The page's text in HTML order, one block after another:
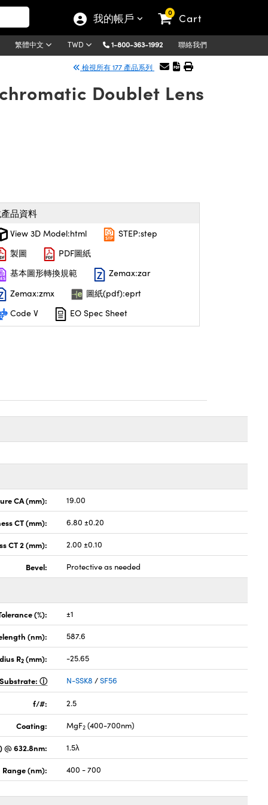
我的帳戶 0 Cart
繁體中文 TWD 1-800-363-1992 聯絡我們
檢視所有 177 產品系列
Doublet Lens
品資料
View 3D Model:html
STEP:step
製圖
PDF圖紙
基本圖形轉換規範
Zemax:zar
Zemax:zmx
圖紙(pdf):eprt
Code V
EO Spec Sheet
CA (mm): 19.00
CT (mm): 6.80 ±0.20
CT 2 (mm): 2.00 ±0.10
Bevel: Protective as needed
(%): ±1
(nm): 587.6
R2 (mm): -25.65
Substrate: N-SSK8 /SF56
f/#: 2.5
Coating: MgF2 (400-700nm)
@ 632.8nm: 1.5λ
(nm): 400 - 700